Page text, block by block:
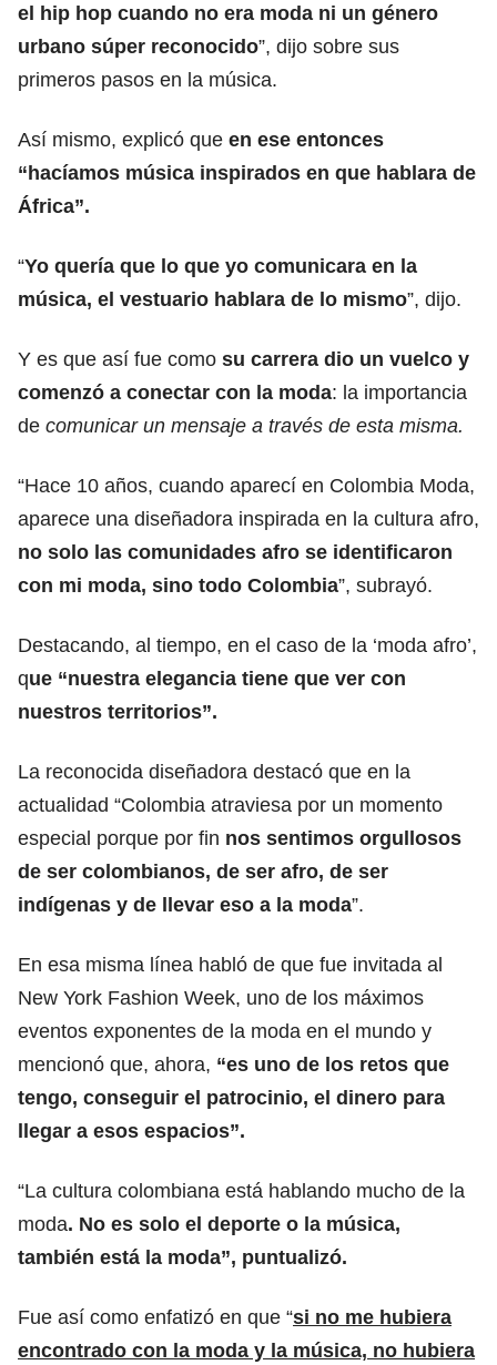
el hip hop cuando no era moda ni un género
urbano súper reconocido”, dijo sobre sus
primeros pasos en la música.
Así mismo, explicó que en ese entonces
“hacíamos música inspirados en que hablara de
África”.
“Yo quería que lo que yo comunicara en la
música, el vestuario hablara de lo mismo”, dijo.
Y es que así fue como su carrera dio un vuelco y
comenzó a conectar con la moda: la importancia
de comunicar un mensaje a través de esta misma.
“Hace 10 años, cuando aparecí en Colombia Moda,
aparece una diseñadora inspirada en la cultura afro,
no solo las comunidades afro se identificaron
con mi moda, sino todo Colombia”, subrayó.
Destacando, al tiempo, en el caso de la ‘moda afro’,
que “nuestra elegancia tiene que ver con
nuestros territorios”.
La reconocida diseñadora destacó que en la
actualidad “Colombia atraviesa por un momento
especial porque por fin nos sentimos orgullosos
de ser colombianos, de ser afro, de ser
indígenas y de llevar eso a la moda”.
En esa misma línea habló de que fue invitada al
New York Fashion Week, uno de los máximos
eventos exponentes de la moda en el mundo y
mencionó que, ahora, “es uno de los retos que
tengo, conseguir el patrocinio, el dinero para
llegar a esos espacios”.
“La cultura colombiana está hablando mucho de la
moda. No es solo el deporte o la música,
también está la moda”, puntualizó.
Fue así como enfatizó en que “si no me hubiera
encontrado con la moda y la música, no hubiera